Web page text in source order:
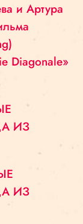
и Артура
Diagonale»
ИЗ
ИЗ